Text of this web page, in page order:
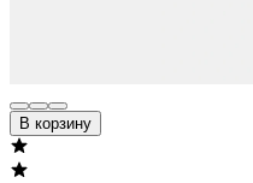
В корзину